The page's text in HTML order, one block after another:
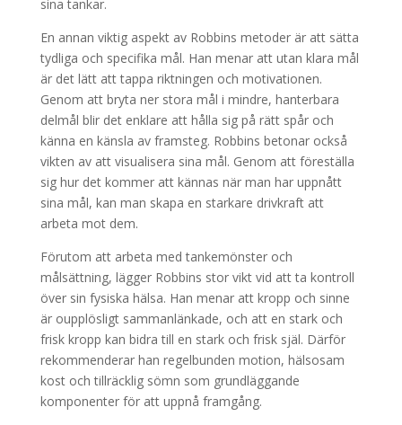
sina tankar.
En annan viktig aspekt av Robbins metoder är att sätta
tydliga och specifika mål. Han menar att utan klara mål
är det lätt att tappa riktningen och motivationen.
Genom att bryta ner stora mål i mindre, hanterbara
delmål blir det enklare att hålla sig på rätt spår och
känna en känsla av framsteg. Robbins betonar också
vikten av att visualisera sina mål. Genom att föreställa
sig hur det kommer att kännas när man har uppnått
sina mål, kan man skapa en starkare drivkraft att
arbeta mot dem.
Förutom att arbeta med tankemönster och
målsättning, lägger Robbins stor vikt vid att ta kontroll
över sin fysiska hälsa. Han menar att kropp och sinne
är oupplösligt sammanlänkade, och att en stark och
frisk kropp kan bidra till en stark och frisk själ. Därför
rekommenderar han regelbunden motion, hälsosam
kost och tillräcklig sömn som grundläggande
komponenter för att uppnå framgång.